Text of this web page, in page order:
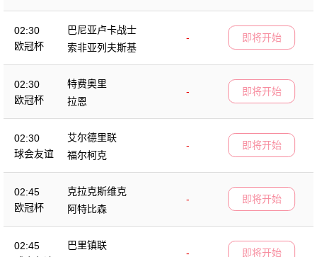
02:30
欧冠杯
巴尼亚卢卡战士
-
索非亚列夫斯基
即将开始
02:30
欧冠杯
特费奥里
-
拉恩
即将开始
02:30
球会友谊
艾尔德里联
-
福尔柯克
即将开始
02:45
欧冠杯
克拉克斯维克
-
阿特比森
即将开始
02:45
巴里镇联
-
即将开始